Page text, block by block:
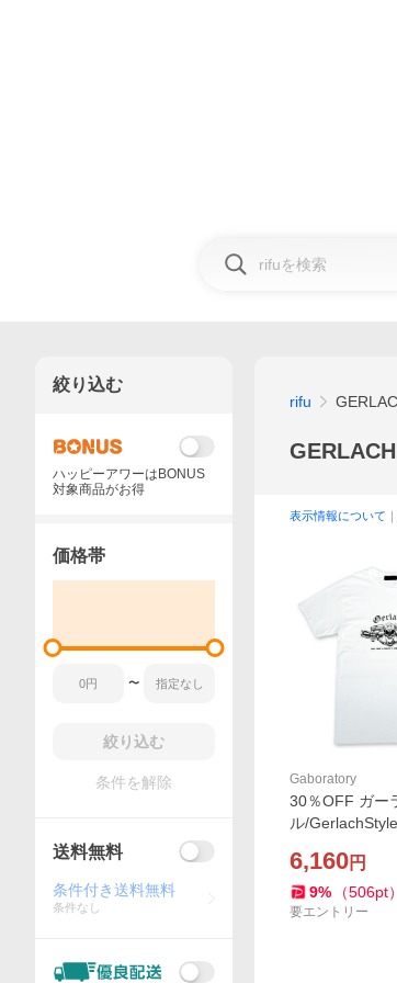
rifu
表示情報について
Gaboratory
30％OFF ガー
ル/
6,160円
9% （506pt）
要エントリー
絞り込む
ハッピーアワーはBONUS
対象商品がお得
価格帯
〜
絞り込む
条件を解除
送料無料
条件付き送料無料
条件なし